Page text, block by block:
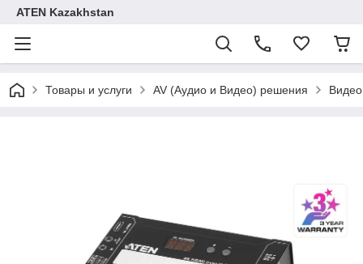
ATEN Kazakhstan
Товары и услуги AV (Аудио и Видео) решения